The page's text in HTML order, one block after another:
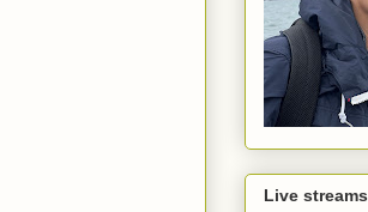
Live streams